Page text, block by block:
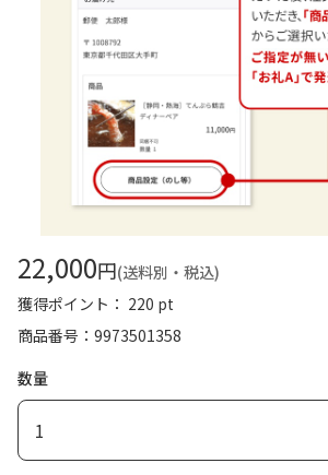
22,000円(送料別・税込)
獲得ポイント： 220 pt
商品番号
9973501358
数量
1